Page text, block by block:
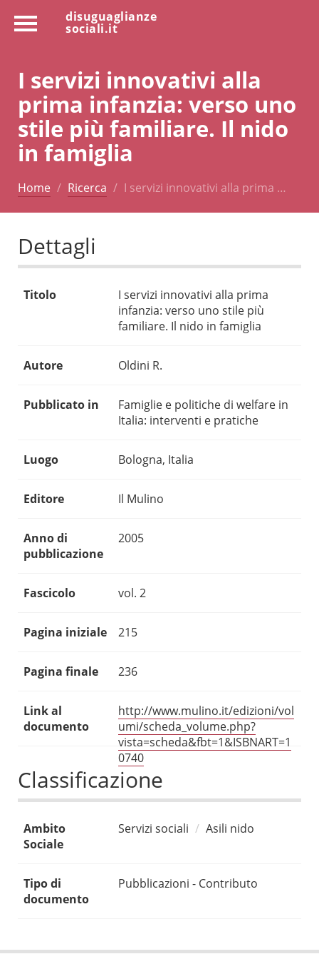
disuguaglianze
sociali.it
I servizi innovativi alla
prima infanzia: verso uno
stile più familiare. Il nido
in famiglia
Home Ricerca I servizi innovativi alla prima …
Dettagli
Titolo
I servizi innovativi alla prima
infanzia: verso uno stile più
familiare. Il nido in famiglia
Autore Oldini R.
Pubblicato in
Famiglie e politiche di welfare in
Italia: interventi e pratiche
Luogo Bologna, Italia
Editore Il Mulino
Anno di
pubblicazione
2005
Fascicolo vol. 2
Pagina iniziale 215
Pagina finale 236
Link al
documento
http://www.mulino.it/edizioni/vol
umi/scheda_volume.php?
vista=scheda&fbt=1&ISBNART=1
0740
Classificazione
Ambito
Sociale
Servizi sociali Asili nido
Tipo di
documento
Pubblicazioni - Contributo